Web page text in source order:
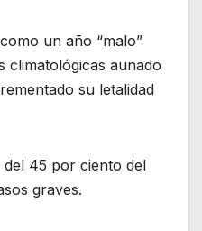
un año “malo”
climatológicas aunado
su letalidad
45 por ciento del
graves.